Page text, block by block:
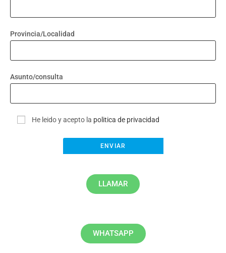
Provincia/Localidad
Asunto/consulta
He leido y acepto la politica de privacidad
LLAMAR
WHATSAPP